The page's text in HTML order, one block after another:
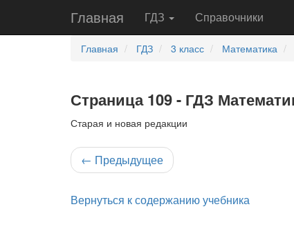
Главная ГДЗ Справочники
Главная ГДЗ 3 класс Математика
Страница 109 - ГДЗ
Старая и новая редакции
← Предыдущее
Вернуться к содержанию учебника